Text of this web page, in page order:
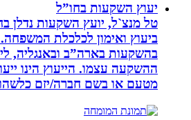
יעוץ השקעות בחו”ל
טל מנצ`ל, יועץ השקעות נדלן בחו”ל,
ביעוץ ואימון לכלכלת המשפחה.
בהשקעות בארה”ב ובאנגליה, ליווי
ההשקעה עצמו. הייעוץ הינו ייעוץ
מטעם או בשם חברה/יזם כלשהו.